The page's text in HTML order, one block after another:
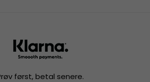
først, betal senere.